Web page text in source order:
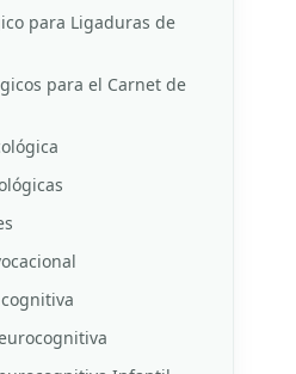
para Ligaduras de
para el Carnet de